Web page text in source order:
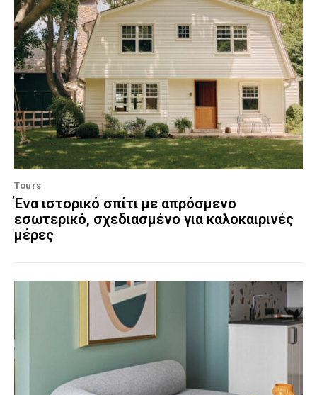
Tours
Ένα ιστορικό σπίτι με απρόσμενο
εσωτερικό, σχεδιασμένο για καλοκαιρινές
μέρες